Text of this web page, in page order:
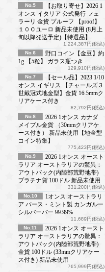
No.5
【お取り寄せ】2026 1
オンス イタリア 公式発行 フェ
ラーリ 金貨 プルーフ 【proof】
１００ユーロ 新品未使用 (8月上
旬以降発送予定)【特選品】
1,224,387円(税込)
No.6
野口コイン【金豆】約
1g 【5粒】 ガラス瓶つき
129,910円(税込)
No.7
【セール品】2023 1/10
オンス イギリス 【チャールズ３
世戴冠式地金型】金貨 16.5mmク
リアケース付き
82,792円(税込)
No.8
2026 1オンス カナダ
メイプル金貨 （30mmクリアケ
ース付き） 新品未使用【地金型
コイン特集】
775,423円(税込)
No.9
2026 1オンス オースト
ラリア オーストラリアの驚異：
アウトバック(内陸部荒野地帯)
プラチナ貨 100ドル 新品未使用
331,200円(税込)
No.10
1オンス オーストラリ
ア パース・ミント製 カンガルー
シルバーバー 99.99%
11,689円(税込)
No.11
2026 1オンス オースト
ラリア オーストラリアの驚異：
アウトバック(内陸部荒野地帯)
金貨 100ドル (33mmクリアケー
ス付き) 新品未使用
765,999円(税込)